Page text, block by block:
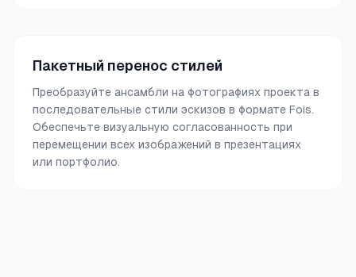
Пакетный перенос стилей
Преобразуйте ансамбли на фотографиях проекта в
последовательные стили эскизов в формате Fois.
Обеспечьте визуальную согласованность при
перемещении всех изображений в презентациях
или портфолио.